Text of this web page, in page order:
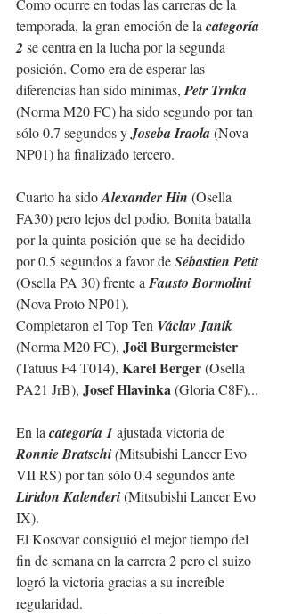
temporada, la gran emoción de la categoría
2 se centra en la lucha por la segunda
posición. Como era de esperar las
diferencias han sido mínimas, Petr Trnka
(Norma M20 FC) ha sido segundo por tan
sólo 0.7 segundos y Joseba Iraola (Nova
NP01) ha finalizado tercero.
Cuarto ha sido Alexander Hin (Osella
FA30) pero lejos del podio. Bonita batalla
por la quinta posición que se ha decidido
por 0.5 segundos a favor de Sébastien Petit
(Osella PA 30) frente a Fausto Bormolini
(Nova Proto NP01).
Completaron el Top Ten Václav Janik
(Norma M20 FC), Joël Burgermeister
(Tatuus F4 T014), Karel Berger (Osella
PA21 JrB), Josef Hlavinka (Gloria C8F)...
En la categoría 1 ajustada victoria de
Ronnie Bratschi (Mitsubishi Lancer Evo
VII RS) por tan sólo 0.4 segundos ante
Liridon Kalenderi (Mitsubishi Lancer Evo
IX).
El Kosovar consiguió el mejor tiempo del
fin de semana en la carrera 2 pero el suizo
logró la victoria gracias a su increíble
regularidad.